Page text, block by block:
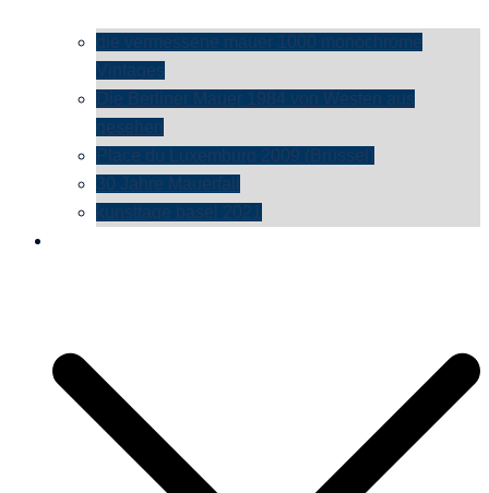
die vermessene mauer 1000 monochrome
Vintages
Die Berliner Mauer 1984 von Westen aus
gesehen
Place du Luxemburg 2009 (Brüssel)
30 Jahre Mauerfall
kunsttage basel 2021